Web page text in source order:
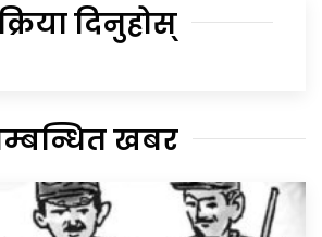
दिनुहोस्
खबर